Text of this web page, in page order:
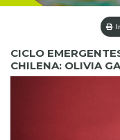
CICLO
CHILENA: OLIVIA